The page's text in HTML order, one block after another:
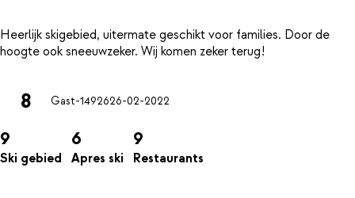
Heerlijk skigebied, uitermate geschikt voor families. Door de
8 Gast-1492626-02-2022
9
Ski gebied
6
Apres ski
9
Restaurants